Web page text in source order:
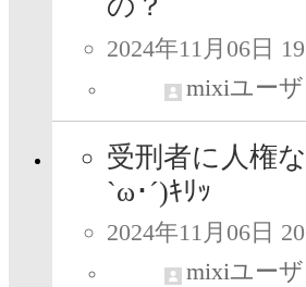
2024年11月06日
mixiユー
受刑者に人権
`ω･´)ｷﾘｯ
2024年11月06日
mixiユー